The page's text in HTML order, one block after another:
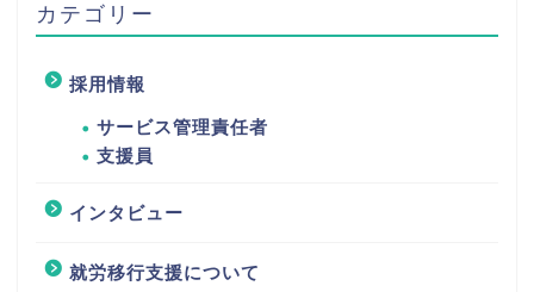
カテゴリー
採用情報
サービス管理責任者
支援員
インタビュー
就労移行支援について